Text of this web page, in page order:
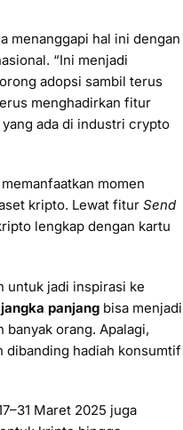
menanggapi hal ini dengan
“Ini menjadi
adopsi sambil terus
menghadirkan fitur
ada di industri crypto
momen
kripto. Lewat fitur Send
lengkap dengan kartu
untuk jadi inspirasi ke
panjang bisa menjadi
orang. Apalagi,
dibanding hadiah konsumtif
Maret 2025 juga